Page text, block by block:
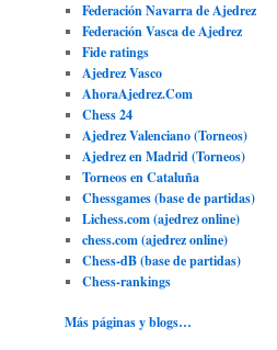
Federación Navarra de Ajedrez
Federación Vasca de Ajedrez
Fide ratings
Ajedrez Vasco
AhoraAjedrez.Com
Chess 24
Ajedrez Valenciano (Torneos)
Ajedrez en Madrid (Torneos)
Torneos en Cataluña
Chessgames (base de partidas)
Lichess.com (ajedrez online)
chess.com (ajedrez online)
Chess-dB (base de partidas)
Chess-rankings
Más páginas y blogs…